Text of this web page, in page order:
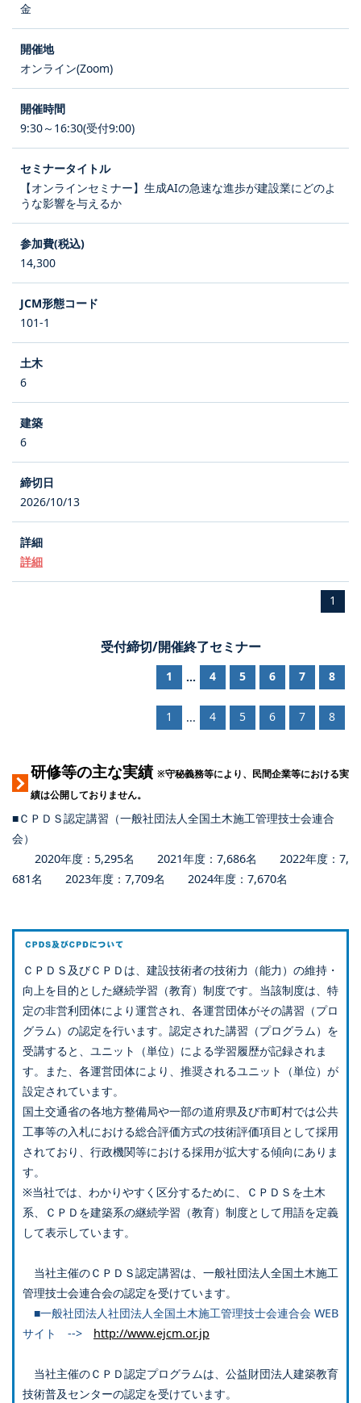
金
オンライン(Zoom)
9:30～16:30(受付9:00)
【オンラインセミナー】生成AIの急速な進歩が建設業にどのよ
うな影響を与えるか
14,300
101-1
6
6
2026/10/13
詳細
1
受付締切/開催終了セミナー
1 ... 4 5 6 7 8
1 ... 4 5 6 7 8
研修等の主な実績 ※守秘義務等により、民間企業等における実
績は公開しておりません。
■ＣＰＤＳ認定講習（一般社団法人全国土木施工管理技士会連合
会）
2020年度：5,295名 2021年度：7,686名 2022年度：7,
681名 2023年度：7,709名 2024年度：7,670名
ＣＰＤＳ及びＣＰＤは、建設技術者の技術力（能力）の維持・
向上を目的とした継続学習（教育）制度です。当該制度は、特
定の非営利団体により運営され、各運営団体がその講習（プロ
グラム）の認定を行います。認定された講習（プログラム）を
受講すると、ユニット（単位）による学習履歴が記録されま
す。また、各運営団体により、推奨されるユニット（単位）が
設定されています。
国土交通省の各地方整備局や一部の道府県及び市町村では公共
工事等の入札における総合評価方式の技術評価項目として採用
されており、行政機関等における採用が拡大する傾向にありま
す。
※当社では、わかりやすく区分するために、ＣＰＤＳを土木
系、ＣＰＤを建築系の継続学習（教育）制度として用語を定義
して表示しています。
当社主催のＣＰＤＳ認定講習は、一般社団法人全国土木施工
管理技士会連合会の認定を受けています。
■一般社団法人社団法人全国土木施工管理技士会連合会 WEB
サイト --> http://www.ejcm.or.jp
当社主催のＣＰＤ認定プログラムは、公益財団法人建築教育
技術普及センターの認定を受けています。